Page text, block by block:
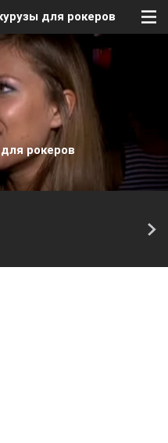
для рокеров
рокеров